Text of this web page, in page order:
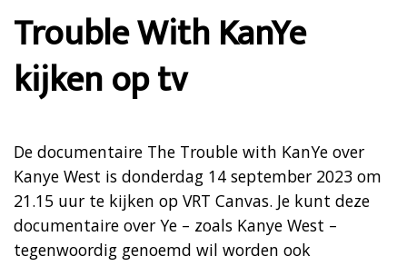
Trouble With KanYe
kijken op tv
De documentaire The Trouble with KanYe over
Kanye West is donderdag 14 september 2023 om
21.15 uur te kijken op VRT Canvas. Je kunt deze
documentaire over Ye – zoals Kanye West –
tegenwoordig genoemd wil worden ook